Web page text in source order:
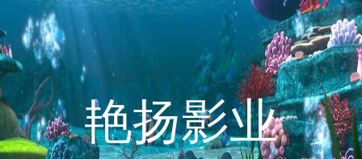
艳扬影业